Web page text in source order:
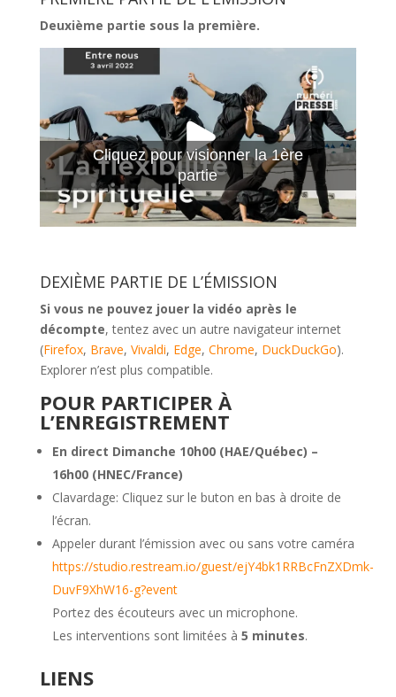
Deuxième partie sous la première.
Cliquez pour visionner la 1ère
partie
DEXIÈME PARTIE DE L’ÉMISSION
Si vous ne pouvez jouer la vidéo après le
décompte, tentez avec un autre navigateur internet
(Firefox, Brave, Vivaldi, Edge, Chrome, DuckDuckGo).
Explorer n’est plus compatible.
POUR PARTICIPER À
L’ENREGISTREMENT
En direct Dimanche 10h00 (HAE/Québec) –
16h00 (HNEC/France)
Clavardage: Cliquez sur le buton en bas à droite de
l’écran.
Appeler durant l’émission avec ou sans votre caméra
https://studio.restream.io/guest/ejY4bk1RRBcFnZXDmk-
DuvF9XhW16-g?event
Portez des écouteurs avec un microphone.
Les interventions sont limitées à 5 minutes.
LIENS